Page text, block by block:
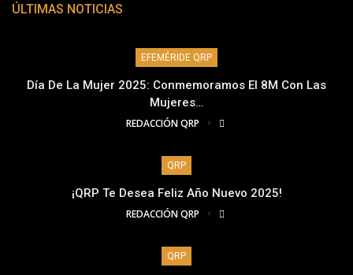
ÚLTIMAS NOTICIAS
EFEMÉRIDE QRP
Día De La Mujer 2025: Conmemoramos El 8M Con Las
Mujeres…
REDACCIÓN QRP
QRP
¡QRP Te Desea Feliz Año Nuevo 2025!
REDACCIÓN QRP
QRP